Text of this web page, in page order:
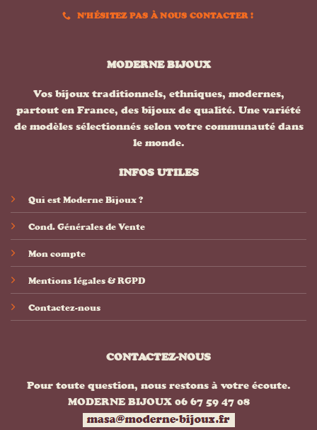
N'HÉSITEZ PAS À NOUS CONTACTER !
MODERNE BIJOUX
Vos bijoux traditionnels, ethniques, modernes,
partout en France, des bijoux de qualité. Une variété
de modèles sélectionnés selon votre communauté dans
le monde.
INFOS UTILES
Qui est Moderne Bijoux ?
Cond. Générales de Vente
Mon compte
Mentions légales & RGPD
Contactez-nous
CONTACTEZ-NOUS
Pour toute question, nous restons à votre écoute.
MODERNE BIJOUX 06 67 59 47 08